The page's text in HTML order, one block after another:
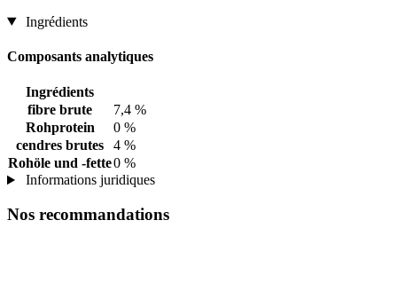
Ingrédients
Composants analytiques
Ingrédients
fibre brute
7,4 %
Rohprotein
0 %
cendres brutes
4 %
Rohöle und -fette0 %
Informations juridiques
Nos recommandations